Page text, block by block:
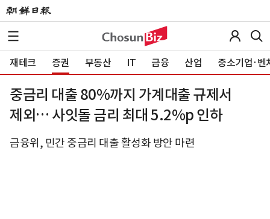
재테크 증권 부동산 IT 금융 산업 중소기업·벤
중금리 대출 80%까지 가계대출 규제서
제외… 사잇돌 금리 최대 5.2%p 인하
금융위, 민간 중금리 대출 활성화 방안 마련